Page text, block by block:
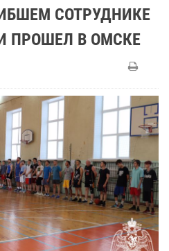
СОТРУДНИКЕ
ПРОШЕЛ В ОМСКЕ